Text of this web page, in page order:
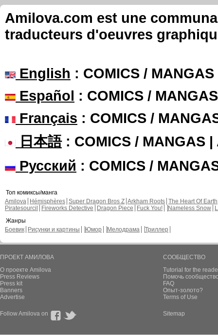
Amilova.com est une
traducteurs d'oeuvres
English : COMICS /
Español : COMICS /
Français : COMICS /
日本語: COMICS / MANGAS |
Русский : COMICS /
Топ комиксы/манга
Amilova
Hémisphères Super Dragon Bros Z Arkham Roots The Heart Of Earth
Piratesourcil
Fireworks Detective Dragon Piece Fuck You! Nameless Snow
Жанры
Боевик
Рисунки и картины Юмор Мелодрама Триллер
ПРОЕКТ АМИЛОВА
О проекте Amilova
Press Reviews
Press kit
Banners
Advertise
СООБЩЕСТВО
Tutorial for the
Помочь
FAQ
Опыт-золото?
Terms of Use
Follow Amilova on Sitemap